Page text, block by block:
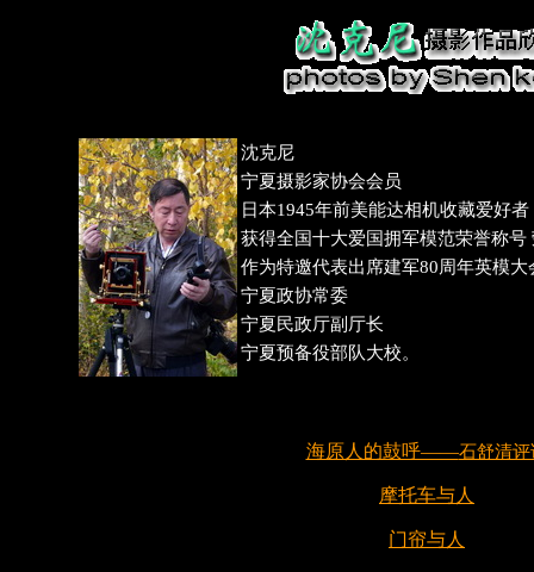
沈克尼
宁夏摄影家协会会员
日本1945年前美能达相机收藏爱好者
获得全国十大爱国拥军模范荣誉称号
作为特邀代表出席建军80周年英模大
宁夏政协常委
宁夏民政厅副厅长
宁夏预备役部队大校。
海原人的鼓呼——石舒清评
摩托车与人
门帘与人